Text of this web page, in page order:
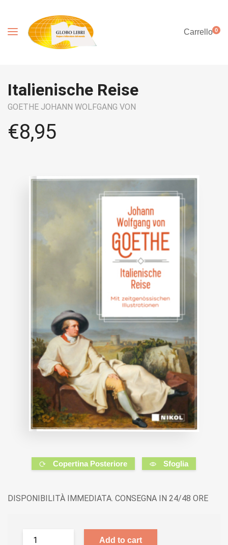
Carrello0
Italienische Reise
GOETHE JOHANN WOLFGANG VON
€8,95
Copertina Posteriore Sfoglia
DISPONIBILITÀ IMMEDIATA. CONSEGNA IN 24/48 ORE
Add to cart